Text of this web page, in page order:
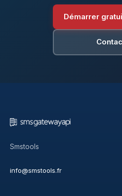
Démarrer
Smstools
info@smstools.fr